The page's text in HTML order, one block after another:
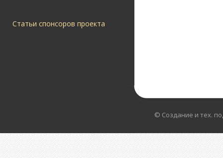
Статьи спонсоров проекта
© Создание и тех.